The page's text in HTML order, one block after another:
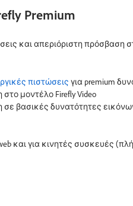
Premium
και απεριόριστη πρόσβαση
πιστώσεις για premium
μοντέλο Firefly Video
σε βασικές δυνατότητες
και για κινητές συσκευές